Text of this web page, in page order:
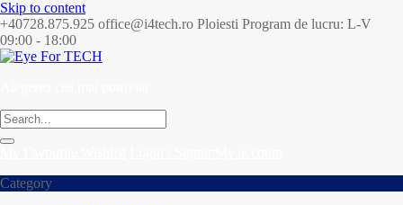
Skip to content
+40728.875.925 office@i4tech.ro Ploiesti Program de lucru: L-V
09:00 - 18:00
Category